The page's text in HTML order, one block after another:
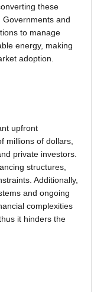
these
Governments and
to manage
energy, making
adoption.
upfront
millions of dollars,
private investors.
structures,
Additionally,
and ongoing
complexities
it hinders the